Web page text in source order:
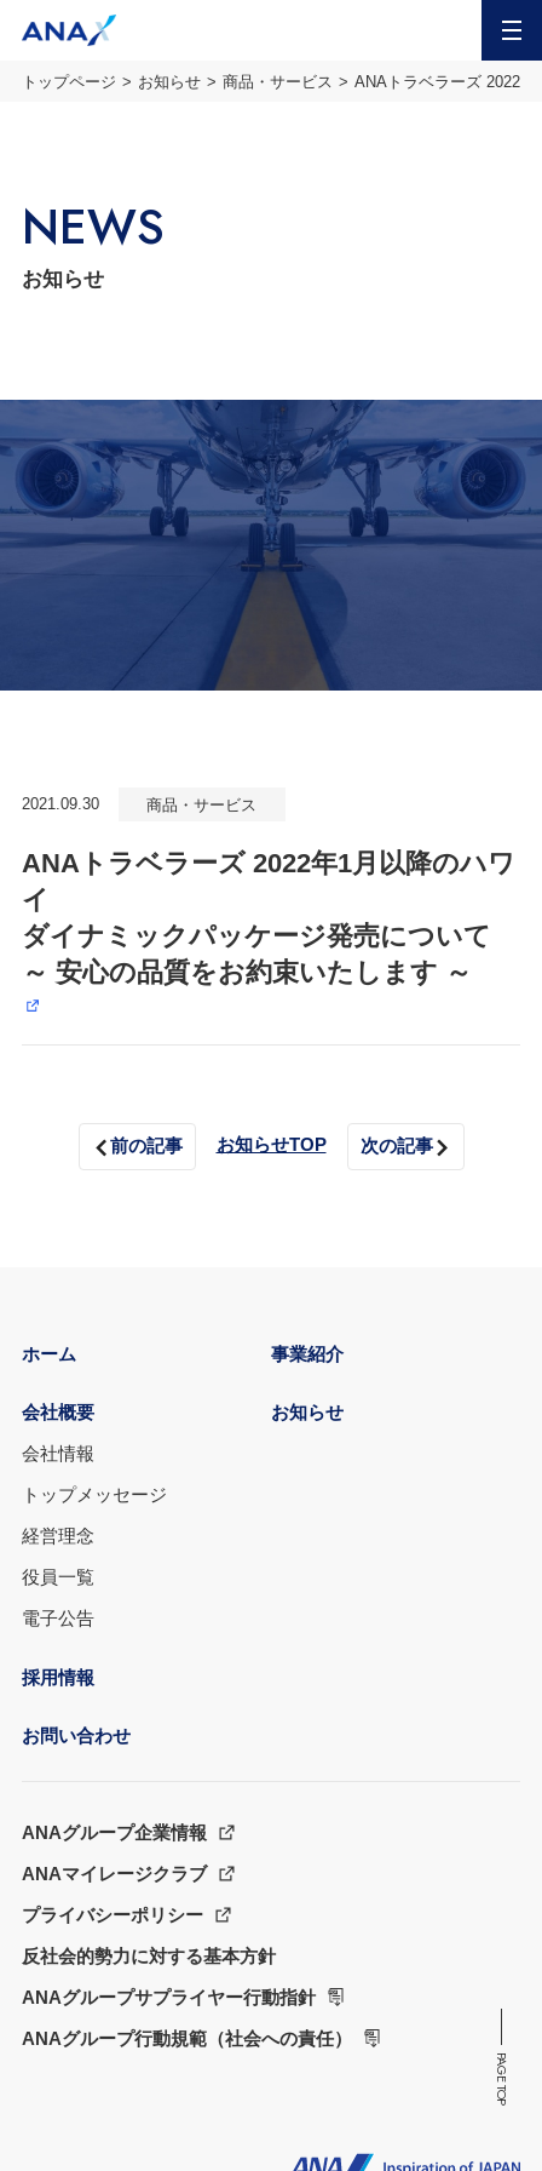
トップページ お知らせ 商品・サービス ANAトラベラーズ 2022
NEWS
お知らせ
2021.09.30 商品・サービス
ANAトラベラーズ 2022年1月以降のハワ
イ
ダイナミックパッケージ発売について
～ 安心の品質をお約束いたします ～
前の記事 お知らせTOP 次の記事
PAGE TOP
ホーム
会社概要
会社情報
トップメッセージ
経営理念
役員一覧
電子公告
事業紹介
お知らせ
採用情報
お問い合わせ
ANAグループ企業情報
ANAマイレージクラブ
プライバシーポリシー
反社会的勢力に対する基本方針
ANAグループサプライヤー行動指針
ANAグループ行動規範（社会への責任）